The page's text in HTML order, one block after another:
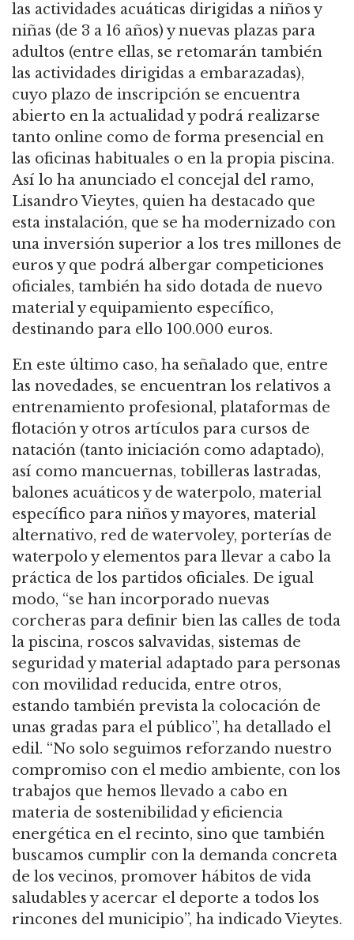
las actividades acuáticas dirigidas a niños y
niñas (de 3 a 16 años) y nuevas plazas para
adultos (entre ellas, se retomarán también
las actividades dirigidas a embarazadas),
cuyo plazo de inscripción se encuentra
abierto en la actualidad y podrá realizarse
tanto online como de forma presencial en
las oficinas habituales o en la propia piscina.
Así lo ha anunciado el concejal del ramo,
Lisandro Vieytes, quien ha destacado que
esta instalación, que se ha modernizado con
una inversión superior a los tres millones de
euros y que podrá albergar competiciones
oficiales, también ha sido dotada de nuevo
material y equipamiento específico,
destinando para ello 100.000 euros.
En este último caso, ha señalado que, entre
las novedades, se encuentran los relativos a
entrenamiento profesional, plataformas de
flotación y otros artículos para cursos de
natación (tanto iniciación como adaptado),
así como mancuernas, tobilleras lastradas,
balones acuáticos y de waterpolo, material
específico para niños y mayores, material
alternativo, red de watervoley, porterías de
waterpolo y elementos para llevar a cabo la
práctica de los partidos oficiales. De igual
modo, “se han incorporado nuevas
corcheras para definir bien las calles de toda
la piscina, roscos salvavidas, sistemas de
seguridad y material adaptado para personas
con movilidad reducida, entre otros,
estando también prevista la colocación de
unas gradas para el público”, ha detallado el
edil. “No solo seguimos reforzando nuestro
compromiso con el medio ambiente, con los
trabajos que hemos llevado a cabo en
materia de sostenibilidad y eficiencia
energética en el recinto, sino que también
buscamos cumplir con la demanda concreta
de los vecinos, promover hábitos de vida
saludables y acercar el deporte a todos los
rincones del municipio”, ha indicado Vieytes.